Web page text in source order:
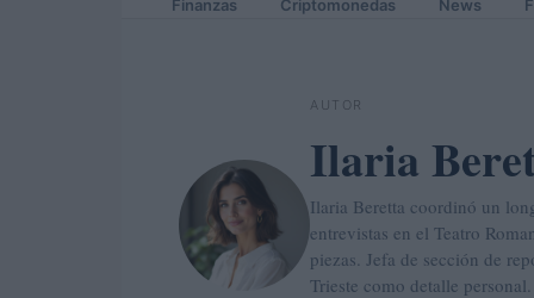
Finanzas Criptomonedas News
AUTOR
Ilaria
Ilaria Beretta coordinó un
entrevistas en el Teatro
piezas. Jefa de sección de
Trieste como detalle personal.